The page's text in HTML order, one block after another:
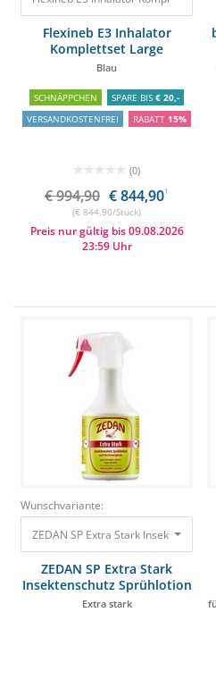
Flexineb E3 Inhalator
Komplettset Large
Blau
SCHNÄPPCHEN SPARE BIS € 20,-
VERSANDKOSTENFREI
RABATT 15%
(0)
€ 994,90 € 844,901
(€ 844,90/Stück)
Preis nur gültig bis 09.08.2026
23:59 Uhr
Wunschvariante:
ZEDAN SP Extra Stark
ZEDAN SP Extra Stark
Insektenschutz Sprühlotion
500ml
Extra stark